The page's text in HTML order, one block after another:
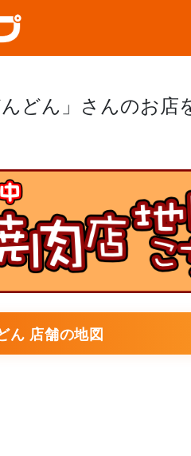
どん」さんのお店
ん 店舗の地図